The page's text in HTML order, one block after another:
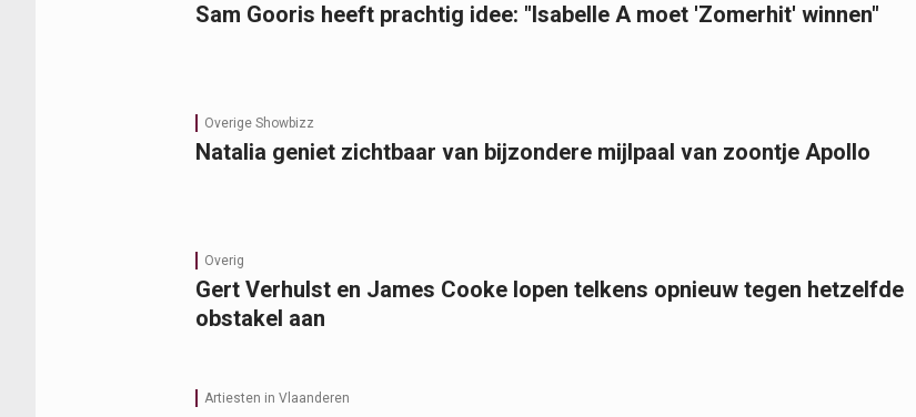
Sam Gooris heeft prachtig idee: "Isabelle A moet 'Zomerhit' winnen"
Overige Showbizz
Natalia geniet zichtbaar van bijzondere mijlpaal van zoontje Apollo
Overig
Gert Verhulst en James Cooke lopen telkens opnieuw tegen hetzelfde
obstakel aan
Artiesten in Vlaanderen